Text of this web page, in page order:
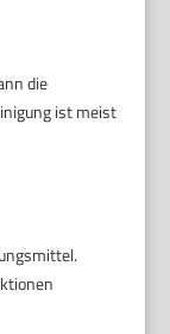
die
ist meist